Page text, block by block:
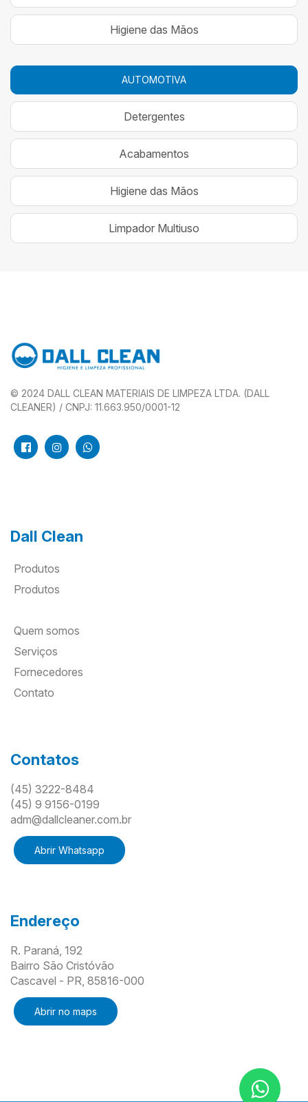
Higiene das Mãos
AUTOMOTIVA
Detergentes
Acabamentos
Higiene das Mãos
Limpador Multiuso
© 2024 DALL CLEAN MATERIAIS DE LIMPEZA LTDA. (DALL
CLEANER) / CNPJ: 11.663.950/0001-12
Dall Clean
Produtos
Produtos
Quem somos
Serviços
Fornecedores
Contato
Contatos
(45) 3222-8484
(45) 9 9156-0199
adm@dallcleaner.com.br
Abrir Whatsapp
Endereço
R. Paraná, 192
Bairro São Cristóvão
Cascavel - PR, 85816-000
Abrir no maps